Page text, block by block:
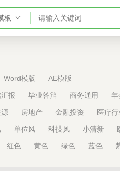
板
Word模版 AE模版
报 毕业答辩 商务通用 年
源 房地产 金融投资 医疗
单位风 科技风 小清新
红色 黄色 绿色 蓝色